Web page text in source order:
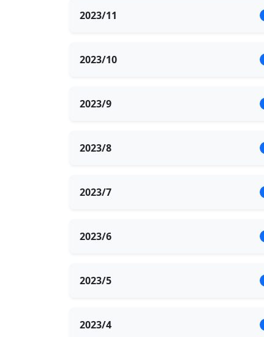
2023/11
2023/10
2023/9
2023/8
2023/7
2023/6
2023/5
2023/4